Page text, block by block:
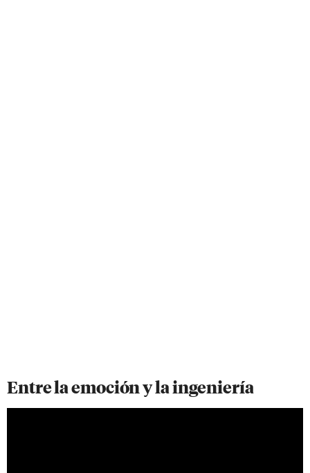
Entre la emoción y la ingeniería